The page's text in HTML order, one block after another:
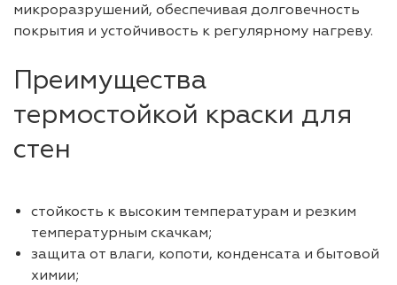
микроразрушений, обеспечивая долговечность
покрытия и устойчивость к регулярному нагреву.
Преимущества
термостойкой краски для
стен
стойкость к высоким температурам и резким
температурным скачкам;
защита от влаги, копоти, конденсата и бытовой
химии;